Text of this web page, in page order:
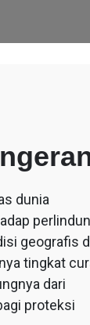
dunia
geografis
tingkat
dari
proteksi